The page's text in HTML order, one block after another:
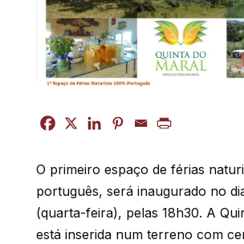
O primeiro espaço de férias
português, será inaugurado no
(quarta-feira), pelas 18h30. A
está inserida num terreno com